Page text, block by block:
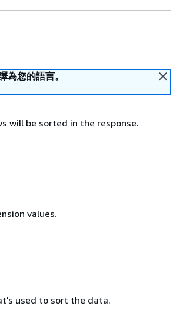
為您的語言。
will be sorted in the response.
values.
used to sort the data.